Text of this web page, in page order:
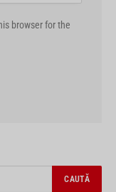
browser for the